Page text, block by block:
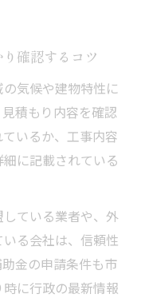
確認するコツ
気候や建物特性に
積もり内容を確認
いるか、工事内容
に記載されている
ている業者や、外
る会社は、信頼性
金の申請条件も市
に行政の最新情報